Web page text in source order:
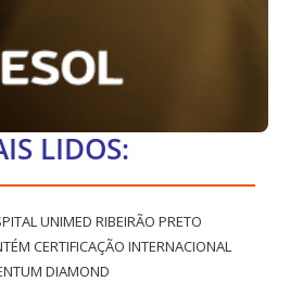
LIDOS:
UNIMED RIBEIRÃO PRETO
CERTIFICAÇÃO INTERNACIONAL
DIAMOND